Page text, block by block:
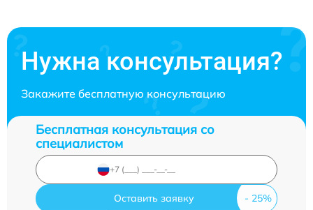
Нужна консультация?
Закажите бесплатную консультацию
Бесплатная консультация со
специалистом
Оставить заявку